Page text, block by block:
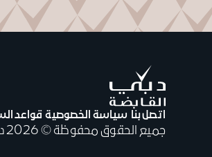
اتصل بنا سياسة الخصوصية قواعد
جميع الحقوق محفوظة © 2026 دبي القابضة